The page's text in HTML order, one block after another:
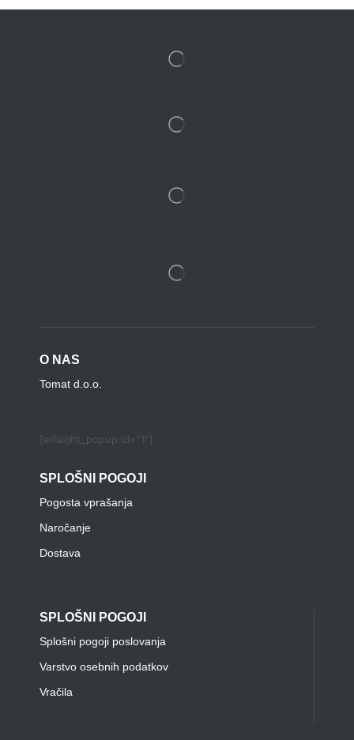
O NAS
Tomat d.o.o.
[elfsight_popup id="1"]
SPLOŠNI POGOJI
Pogosta vprašanja
Naročanje
Dostava
SPLOŠNI POGOJI
Splošni pogoji poslovanja
Varstvo osebnih podatkov
Vračila